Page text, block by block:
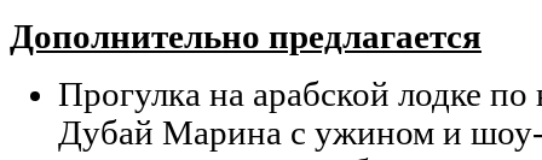
Дополнительно предлагается
Прогулка на арабской лодке по
Дубай Марина с ужином и